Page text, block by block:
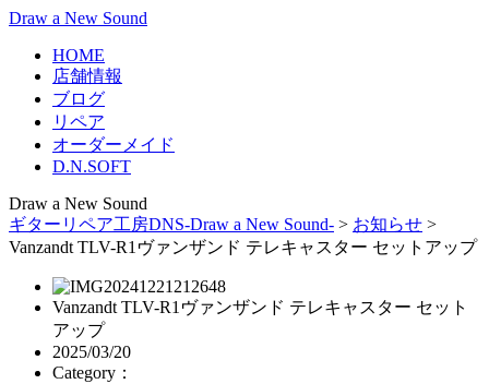
Draw a New Sound
HOME
店舗情報
ブログ
リペア
オーダーメイド
D.N.SOFT
Draw a New Sound
ギターリペア工房DNS-Draw a New Sound- > お知らせ >
Vanzandt TLV-R1ヴァンザンド テレキャスター セットアップ
Vanzandt TLV-R1ヴァンザンド テレキャスター セット
アップ
2025/03/20
Category：